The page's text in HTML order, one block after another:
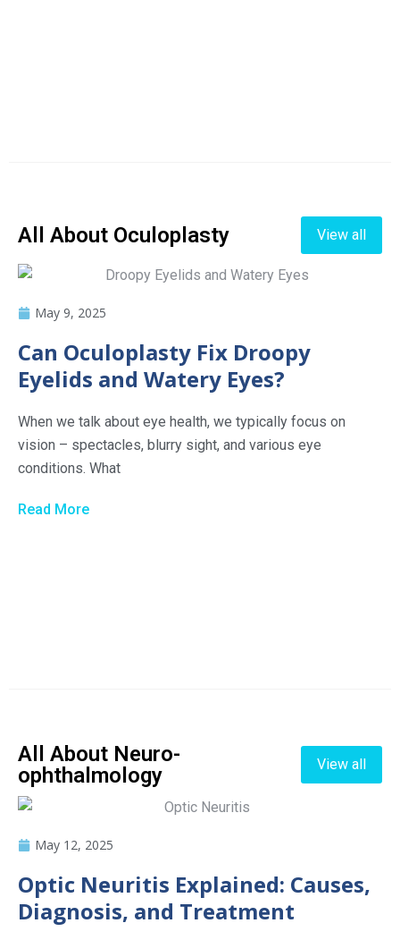
All About Oculoplasty View all
May 9, 2025
Can Oculoplasty Fix Droopy
Eyelids and Watery Eyes?
When we talk about eye health, we typically focus on
vision – spectacles, blurry sight, and various eye
conditions. What
Read More
All About Neuro-
ophthalmology
View all
May 12, 2025
Optic Neuritis Explained: Causes,
Diagnosis, and Treatment